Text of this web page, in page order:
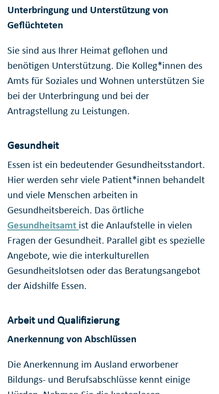
Unterbringung und Unterstützung von
Geflüchteten
Sie sind aus Ihrer Heimat geflohen und
benötigen Unterstützung. Die Kolleg*innen des
Amts für Soziales und Wohnen unterstützen Sie
bei der Unterbringung und bei der
Antragstellung zu Leistungen.
Gesundheit
Essen ist ein bedeutender Gesundheitsstandort.
Hier werden sehr viele Patient*innen behandelt
und viele Menschen arbeiten in
Gesundheitsbereich. Das örtliche
Gesundheitsamt ist die Anlaufstelle in vielen
Fragen der Gesundheit. Parallel gibt es spezielle
Angebote, wie die interkulturellen
Gesundheitslotsen oder das Beratungsangebot
der Aidshilfe Essen.
Arbeit und Qualifizierung
Anerkennung von Abschlüssen
Die Anerkennung im Ausland erworbener
Bildungs- und Berufsabschlüsse kennt einige